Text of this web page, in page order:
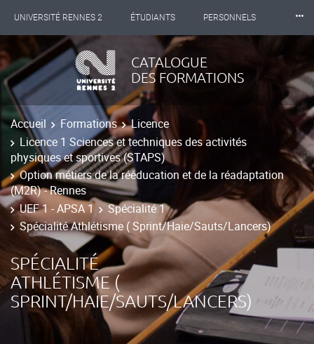
UNIVERSITÉ RENNES 2 ÉTUDIANTS PERSONNELS
INTERNATIONAL PROFESSIONNELS
LES NOUVELLES DE RENNES 2
⸱⸱⸱
CATALOGUE
DES FORMATIONS
Accueil Formations
Licence
Licence 1 Sciences et techniques des activités
physiques et sportives (STAPS)
Option métiers de la rééducation et de la réadaptation
(M2R) - Rennes
UEF 1 - APSA 1
Spécialité 1
Spécialité Athlétisme ( Sprint/Haie/Sauts/Lancers)
SPÉCIALITÉ
ATHLÉTISME (
SPRINT/HAIE/SAUTS/LANCERS)